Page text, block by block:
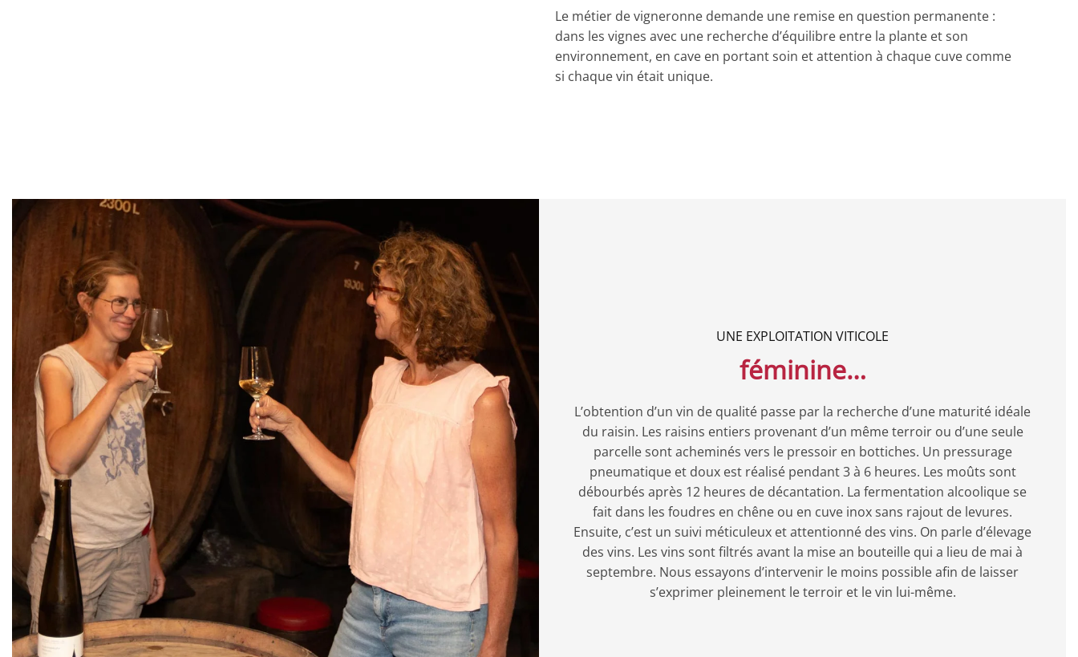
Le métier de vigneronne demande une remise en question permanente :
dans les vignes avec une recherche d’équilibre entre la plante et son
environnement, en cave en portant soin et attention à chaque cuve comme
si chaque vin était unique.
UNE EXPLOITATION VITICOLE
féminine…
L’obtention d’un vin de qualité passe par la recherche d’une maturité idéale
du raisin. Les raisins entiers provenant d’un même terroir ou d’une seule
parcelle sont acheminés vers le pressoir en bottiches. Un pressurage
pneumatique et doux est réalisé pendant 3 à 6 heures. Les moûts sont
débourbés après 12 heures de décantation. La fermentation alcoolique se
fait dans les foudres en chêne ou en cuve inox sans rajout de levures.
Ensuite, c’est un suivi méticuleux et attentionné des vins. On parle d’élevage
des vins. Les vins sont filtrés avant la mise an bouteille qui a lieu de mai à
septembre. Nous essayons d’intervenir le moins possible afin de laisser
s’exprimer pleinement le terroir et le vin lui-même.